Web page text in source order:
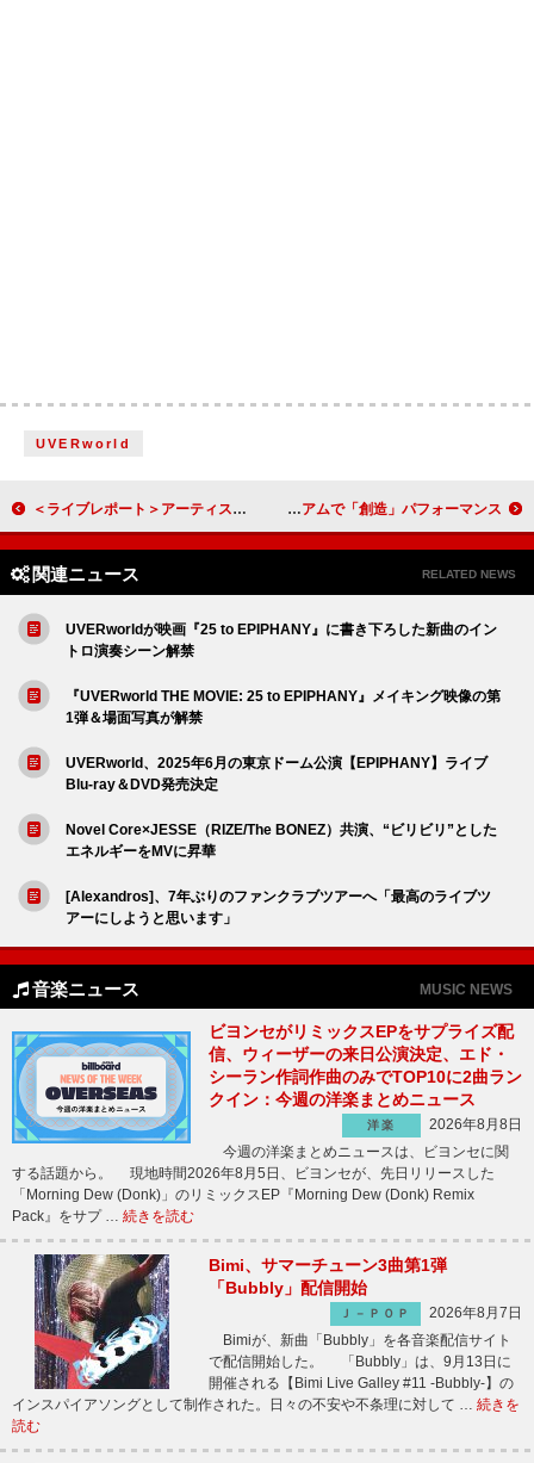
UVERworld
＜ライブレポート＞アーティストデビュー5周年を迎えたNOA、クリスマスシーズンに届けた極上の贈り物【The Gift】最終公演 星野源が『紅白歌合戦』出場、ニンテンドーミュージアムで「創造」パフォーマンス
関連ニュース RELATED NEWS
UVERworldが映画『25 to EPIPHANY』に書き下ろした新曲のイン
トロ演奏シーン解禁
『UVERworld THE MOVIE: 25 to EPIPHANY』メイキング映像の第
1弾＆場面写真が解禁
UVERworld、2025年6月の東京ドーム公演【EPIPHANY】ライブ
Blu-ray＆DVD発売決定
Novel Core×JESSE（RIZE/The BONEZ）共演、“ビリビリ”とした
エネルギーをMVに昇華
[Alexandros]、7年ぶりのファンクラブツアーへ「最高のライブツ
アーにしようと思います」
音楽ニュース MUSIC NEWS
ビヨンセがリミックスEPをサプライズ配
信、ウィーザーの来日公演決定、エド・
シーラン作詞作曲のみでTOP10に2曲ラン
クイン：今週の洋楽まとめニュース
洋楽
2026年8月8日
今週の洋楽まとめニュースは、ビヨンセに関
する話題から。 現地時間2026年8月5日、ビヨンセが、先日リリースした
「Morning Dew (Donk)」のリミックスEP『Morning Dew (Donk) Remix
Pack』をサプ … 続きを読む
Bimi、サマーチューン3曲第1弾
「Bubbly」配信開始
Ｊ－ＰＯＰ
2026年8月7日
Bimiが、新曲「Bubbly」を各音楽配信サイト
で配信開始した。 「Bubbly」は、9月13日に
開催される【Bimi Live Galley #11 -Bubbly-】の
インスパイアソングとして制作された。日々の不安や不条理に対して … 続きを
読む